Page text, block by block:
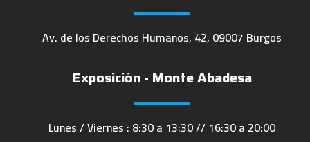
Av. de los Derechos Humanos, 42, 09007 Burgos
Exposición - Monte Abadesa
Lunes / Viernes : 8:30 a 13:30 // 16:30 a 20:00